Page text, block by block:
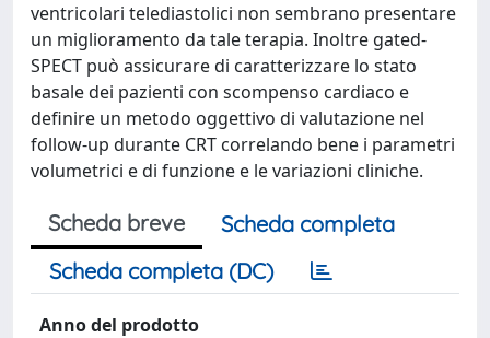
ventricolari telediastolici non sembrano presentare
un miglioramento da tale terapia. Inoltre gated-
SPECT può assicurare di caratterizzare lo stato
basale dei pazienti con scompenso cardiaco e
definire un metodo oggettivo di valutazione nel
follow-up durante CRT correlando bene i parametri
volumetrici e di funzione e le variazioni cliniche.
Scheda breve
Scheda completa
Scheda completa (DC)
Anno del prodotto